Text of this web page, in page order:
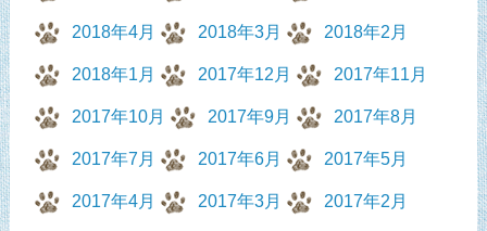
2018年4月 2018年3月 2018年2月
2018年1月 2017年12月 2017年11月
2017年10月 2017年9月 2017年8月
2017年7月 2017年6月 2017年5月
2017年4月 2017年3月 2017年2月